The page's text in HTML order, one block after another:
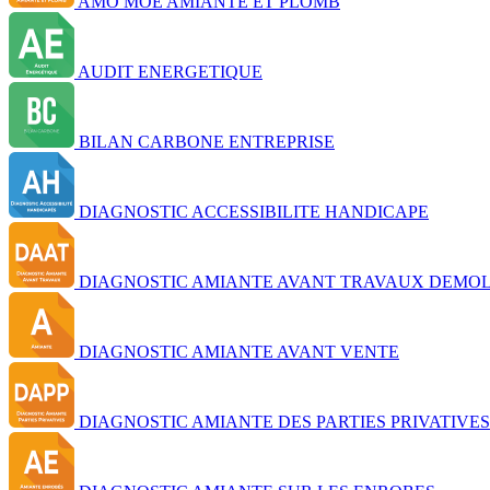
AUDIT ENERGETIQUE
BILAN CARBONE ENTREPRISE
DIAGNOSTIC ACCESSIBILITE HANDICAPE
DIAGNOSTIC AMIANTE AVANT TRAVAUX
DIAGNOSTIC AMIANTE AVANT VENTE
DIAGNOSTIC AMIANTE DES PARTIES PRIVATIVES